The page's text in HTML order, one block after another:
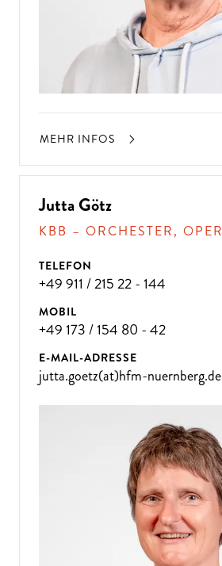
MEHR INFOS
Jutta Götz
KBB – ORCHESTER, OPER
TELEFON
+49 911 / 215 22 - 144
MOBIL
+49 173 / 154 80 - 42
E-MAIL-ADRESSE
jutta.goetz(at)hfm-nuernberg.de